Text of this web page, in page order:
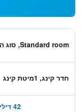
Standard room, סוג המיטה לא ידוע
חדר קינג, 1מיטת קינג
42 דילים נוספים החל מ-₪159